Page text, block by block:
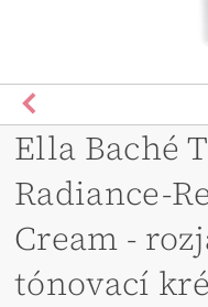
Ella Baché
Radiance-
Cream -
tónovací